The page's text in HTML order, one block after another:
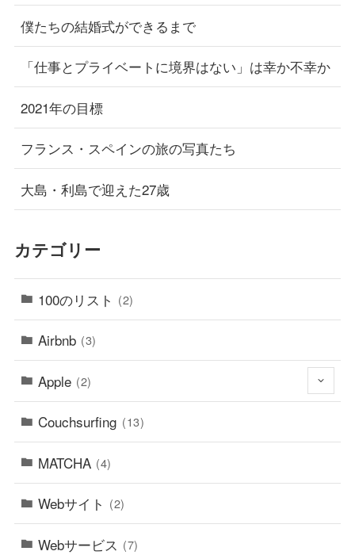
僕たちの結婚式ができるまで
「仕事とプライベートに境界はない」は幸か不幸か
2021年の目標
フランス・スペインの旅の写真たち
大島・利島で迎えた27歳
カテゴリー
100のリスト (2)
Airbnb (3)
Apple (2)
Couchsurfing (13)
MATCHA (4)
Webサイト (2)
Webサービス (7)